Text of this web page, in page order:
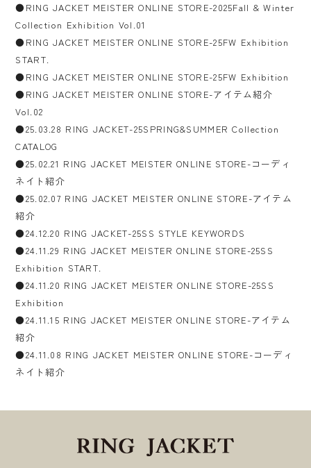
●RING JACKET MEISTER ONLINE STORE-2025Fall & Winter
Collection Exhibition Vol.01
●RING JACKET MEISTER ONLINE STORE-25FW Exhibition
START.
●RING JACKET MEISTER ONLINE STORE-25FW Exhibition
●RING JACKET MEISTER ONLINE STORE-アイテム紹介
Vol.02
●25.03.28 RING JACKET-25SPRING&SUMMER Collection
CATALOG
●25.02.21 RING JACKET MEISTER ONLINE STORE-コーディ
ネイト紹介
●25.02.07 RING JACKET MEISTER ONLINE STORE-アイテム
紹介
●24.12.20 RING JACKET-25SS STYLE KEYWORDS
●24.11.29 RING JACKET MEISTER ONLINE STORE-25SS
Exhibition START.
●24.11.20 RING JACKET MEISTER ONLINE STORE-25SS
Exhibition
●24.11.15 RING JACKET MEISTER ONLINE STORE-アイテム
紹介
●24.11.08 RING JACKET MEISTER ONLINE STORE-コーディ
ネイト紹介